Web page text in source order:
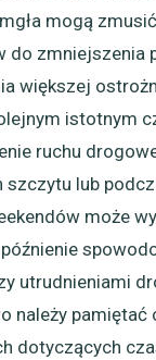
mogą zmusić
do zmniejszenia
większej
istotnym
ruchu
szczytu lub
może
utrudnieniami
należy pamiętać
dotyczących